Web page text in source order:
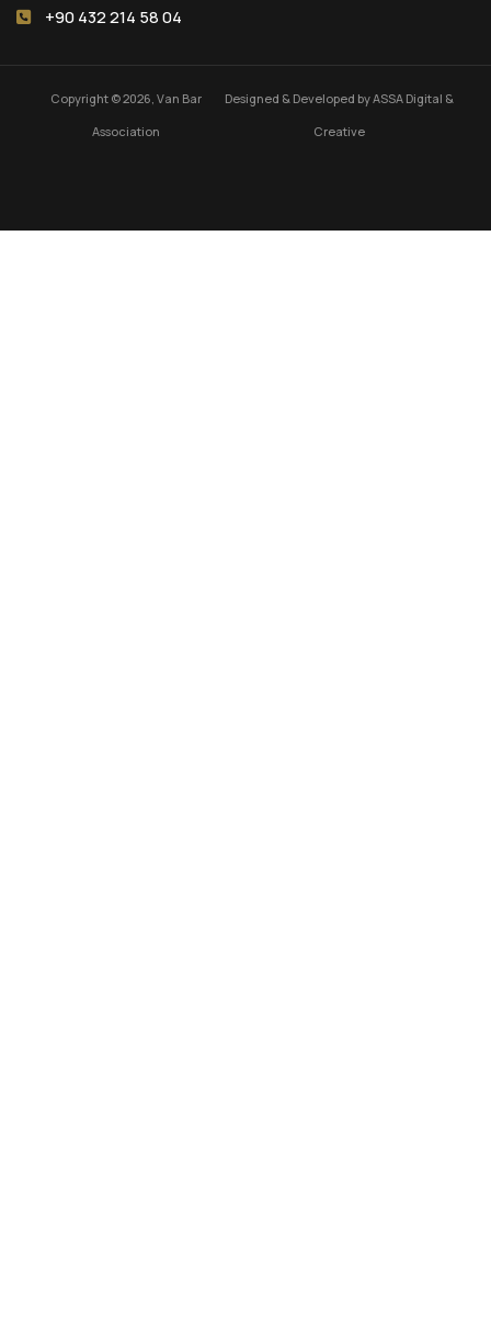
+90 432 214 58 04
Copyright © 2026, Van Bar
Association
Designed & Developed byASSA Digital &
Creative